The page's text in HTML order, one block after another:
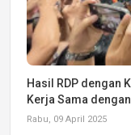
Hasil RDP dengan
Kerja Sama
Rabu, 09 April 2025